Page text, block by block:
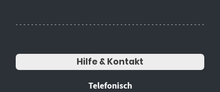
Hilfe & Kontakt
Telefonisch